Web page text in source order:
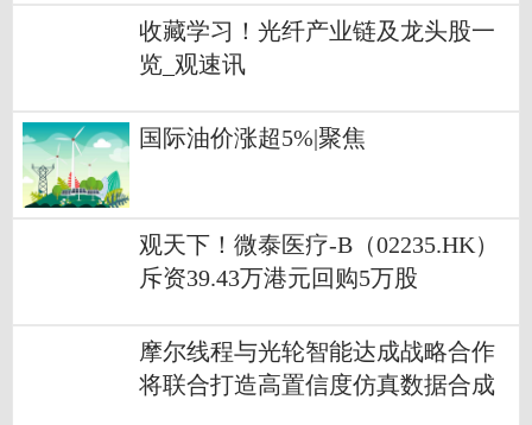
收藏学习！光纤产业链及龙头股一
览_观速讯
国际油价涨超5%|聚焦
观天下！微泰医疗-B（02235.HK）
斥资39.43万港元回购5万股
摩尔线程与光轮智能达成战略合作
将联合打造高置信度仿真数据合成